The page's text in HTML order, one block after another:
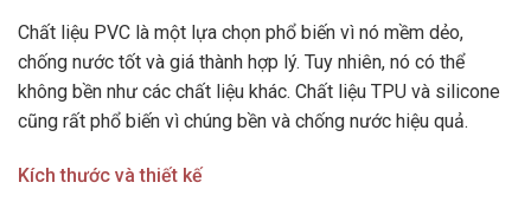
Chất liệu PVC là một lựa chọn phổ biến vì nó mềm dẻo,
chống nước tốt và giá thành hợp lý. Tuy nhiên, nó có thể
không bền như các chất liệu khác. Chất liệu TPU và silicone
cũng rất phổ biến vì chúng bền và chống nước hiệu quả.
Kích thước và thiết kế